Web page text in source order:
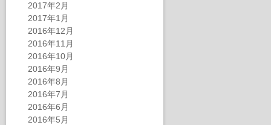
2017年2月
2017年1月
2016年12月
2016年11月
2016年10月
2016年9月
2016年8月
2016年7月
2016年6月
2016年5月